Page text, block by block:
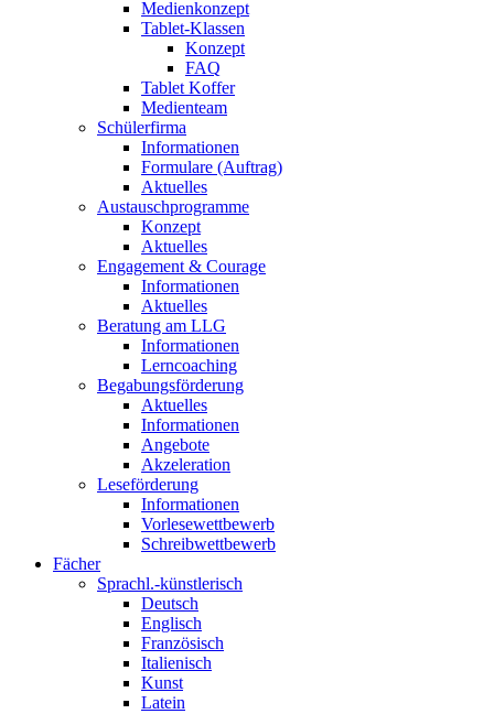
Medienkonzept
Tablet-Klassen
Konzept
FAQ
Tablet Koffer
Medienteam
Schülerfirma
Informationen
Formulare (Auftrag)
Aktuelles
Austauschprogramme
Konzept
Aktuelles
Engagement & Courage
Informationen
Aktuelles
Beratung am LLG
Informationen
Lerncoaching
Begabungsförderung
Aktuelles
Informationen
Angebote
Akzeleration
Leseförderung
Informationen
Vorlesewettbewerb
Schreibwettbewerb
Fächer
Sprachl.-künstlerisch
Deutsch
Englisch
Französisch
Italienisch
Kunst
Latein